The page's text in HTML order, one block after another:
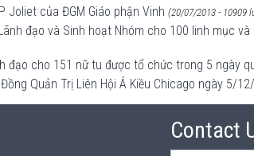
Joliet của ĐGM Giáo phận Vinh (20/07/2013 - 10909
đạo và Sinh hoạt Nhóm cho 100 linh mục
đạo cho 151 nữ tu được tổ chức trong 5 ngày
Quản Trị Liên Hội Á Kiều Chicago ngày 5/
Contact